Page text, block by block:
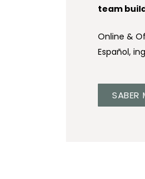
team
Online &
Español,
SABER